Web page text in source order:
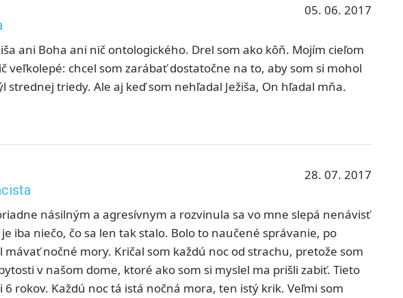
05. 06. 2017
ani Boha ani nič ontologického. Drel som ako kôň. Mojím cieľom
veľkolepé: chcel som zarábať dostatočne na to, aby som si mohol
strednej triedy. Ale aj keď som nehľadal Ježiša, On hľadal mňa.
28. 07. 2017
násilným a agresívnym a rozvinula sa vo mne slepá nenávisť
iba niečo, čo sa len tak stalo. Bolo to naučené správanie, po
mávať nočné mory. Kričal som každú noc od strachu, pretože som
v našom dome, ktoré ako som si myslel ma prišli zabiť. Tieto
rokov. Každú noc tá istá nočná mora, ten istý krik. Veľmi som